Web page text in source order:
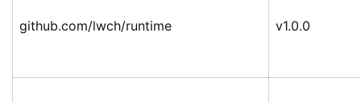
github.com/lwch/runtime v1.0.0